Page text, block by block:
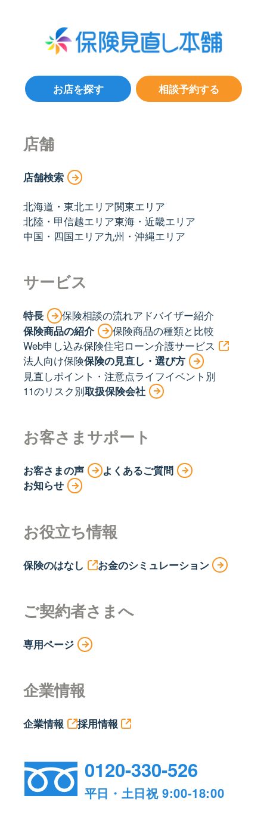
相談予約する
お店を探す
店舗
店舗検索
北海道・東北エリア関東エリア
北陸・甲信越エリア東海・近畿エリア
中国・四国エリア九州・沖縄エリア
サービス
特長 保険相談の流れアドバイザー紹介
保険商品の紹介
保険商品の種類と比較
Web申し込み保険住宅ローン介護サービス
法人向け保険保険の見直し・選び方
見直しポイント・注意点ライフイベント別
11のリスク別取扱保険会社
お客さまサポート
お客さまの声
よくあるご質問
お知らせ
お役立ち情報
保険のはなし お金のシミュレーション
ご契約者さまへ
専用ページ
企業情報
企業情報 採用情報
0120-330-526
平日・土日祝 9:00-18:00